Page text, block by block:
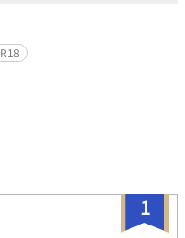
R18
1